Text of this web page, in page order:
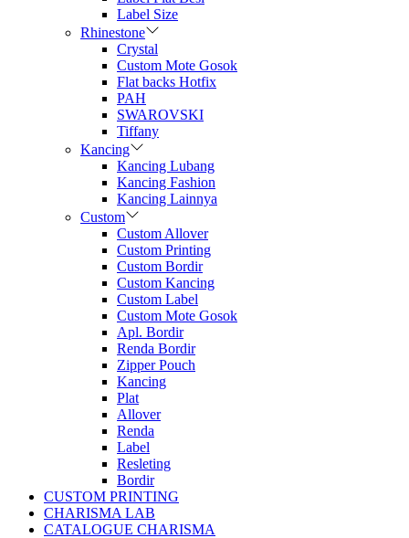
Label Size
Rhinestone
Crystal
Custom Mote Gosok
Flat backs Hotfix
PAH
SWAROVSKI
Tiffany
Kancing
Kancing Lubang
Kancing Fashion
Kancing Lainnya
Custom
Custom Allover
Custom Printing
Custom Bordir
Custom Kancing
Custom Label
Custom Mote Gosok
Apl. Bordir
Renda Bordir
Zipper Pouch
Kancing
Plat
Allover
Renda
Label
Resleting
Bordir
CUSTOM PRINTING
CHARISMA LAB
CATALOGUE CHARISMA